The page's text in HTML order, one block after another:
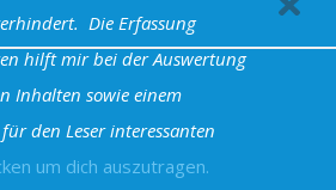
- Powered by WordPress
Die Erfassung
hilft mir bei der Auswertung
Inhalten sowie einem
den Leser interessanten
um dich auszutragen.